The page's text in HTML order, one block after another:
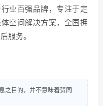
业百强品牌，专注于定
空间解决方案，全国拥
服务。
之目的，并不意味着赞同